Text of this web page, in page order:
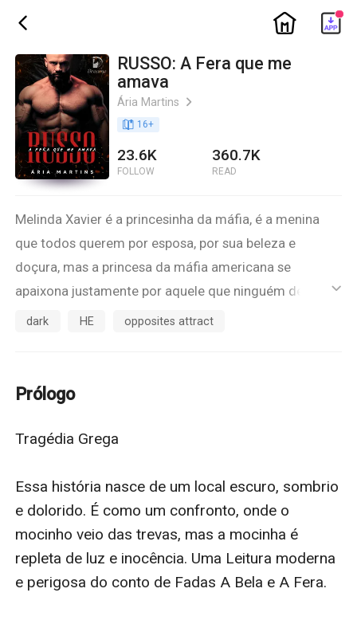
ic_back ic_home
RUSSO: A Fera que me
amava
Ária Martins ic_arrow_right
book_age 16+
23.6K
FOLLOW
360.7K
READ
Melinda Xavier é a princesinha da máfia, é a menina
que todos querem por esposa, por sua beleza e
doçura, mas a princesa da máfia americana se
apaixona justamente por aquele que ninguém deseja
por perto. Russo é um soldado leal, um amigo
chefe, resolve se manter distante, mas Mel não está
passado obscuro, uma bela disposta a tudo pelo
Uma releitura de um conto de fadas antigo:
Mais profundo e dolorido
Mais sombrio
Mais sanguinário.
Quem ganhará a batalha pelo amor?
ic_default
dark HE opposites attract
Prólogo
Tragédia Grega
Essa história nasce de um local escuro, sombrio
e dolorido. É como um confronto, onde o
mocinho veio das trevas, mas a mocinha é
repleta de luz e inocência. Uma Leitura moderna
e perigosa do conto de Fadas A Bela e A Fera.